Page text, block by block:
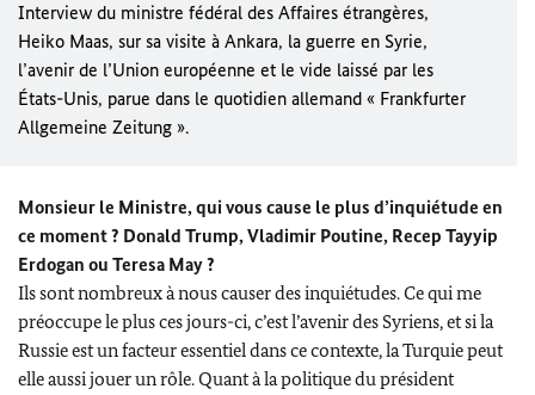
Interview du ministre fédéral des Affaires étrangères,
Heiko Maas, sur sa visite à Ankara, la guerre en Syrie,
l’avenir de l’Union européenne et le vide laissé par les
États-Unis, parue dans le quotidien allemand « Frankfurter
Allgemeine Zeitung ».
Monsieur le Ministre, qui vous cause le plus d’inquiétude en
ce moment ? Donald Trump, Vladimir Poutine, Recep Tayyip
Erdogan ou Teresa May?
Ils sont nombreux à nous causer des inquiétudes. Ce qui me
préoccupe le plus ces jours-ci, c’est l’avenir des Syriens, et si la
Russie est un facteur essentiel dans ce contexte, la Turquie peut
elle aussi jouer un rôle. Quant à la politique du président